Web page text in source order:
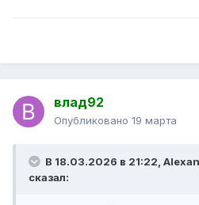
влад92
Опубликовано 19 марта
В 18.03.2026 в 21:22,
сказал: